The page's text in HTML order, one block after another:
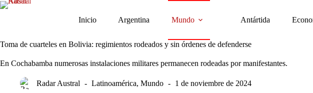
Saltar
Inicio Argentina Mundo Antártida
Toma de cuarteles en Bolivia: regimientos rodeados y sin órdenes de defenderse
En Cochabamba numerosas instalaciones militares permanecen rodeadas por manifestantes.
Radar Austral Latinoamérica, Mundo 1 de noviembre de 2024